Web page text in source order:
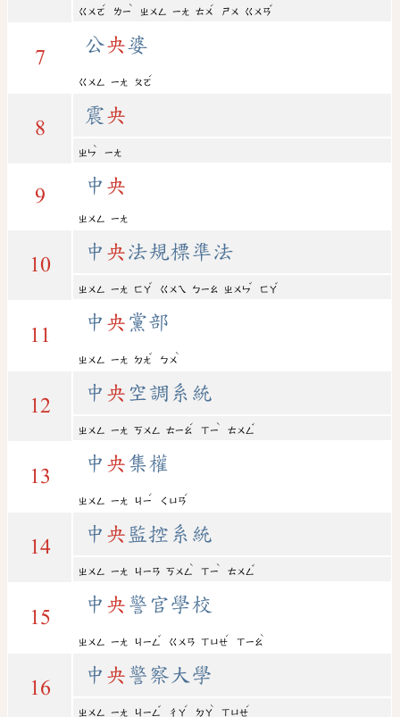
ㄍㄨㄛ
ˊ
ㄌㄧ
ˋ
ㄓㄨㄥ ㄧㄤ ㄊㄨ
ˊ
ㄕㄨ ㄍㄨㄢ
ˇ
7
公央婆
ㄍㄨㄥ ㄧㄤ ㄆㄛ
ˊ
8
震央
ㄓㄣ
ˋ
ㄧㄤ
9 中 央
ㄓㄨㄥ ㄧㄤ
10
中 央法規標準法
ㄓㄨㄥ ㄧㄤ ㄈㄚ
ˇ
ㄍㄨㄟ ㄅㄧㄠ ㄓㄨㄣ
ˇ
ㄈㄚ
ˇ
11
中 央 黨部
ㄓㄨㄥ ㄧㄤ ㄉㄤ
ˇ
ㄅㄨ
ˋ
12
中 央 空調系統
ㄓㄨㄥ ㄧㄤ ㄎㄨㄥ ㄊㄧㄠ
ˊ
ㄒㄧ
ˋ
ㄊㄨㄥ
ˇ
13
中 央 集權
ㄓㄨㄥ ㄧㄤ ㄐㄧ
ˊ
ㄑㄩㄢ
ˊ
14
中 央 監控系統
ㄓㄨㄥ ㄧㄤ ㄐㄧㄢ ㄎㄨㄥ
ˋ
ㄒㄧ
ˋ
ㄊㄨㄥ
ˇ
15
中 央 警官學校
ㄓㄨㄥ ㄧㄤ ㄐㄧㄥ
ˇ
ㄍㄨㄢ ㄒㄩㄝ
ˊ
ㄒㄧㄠ
ˋ
16
中 央 警察大學
ㄓㄨㄥ ㄧㄤ ㄐㄧㄥ
ˇ
ㄔㄚ
ˊ
ㄉㄚ
ˋ
ㄒㄩㄝ
ˊ